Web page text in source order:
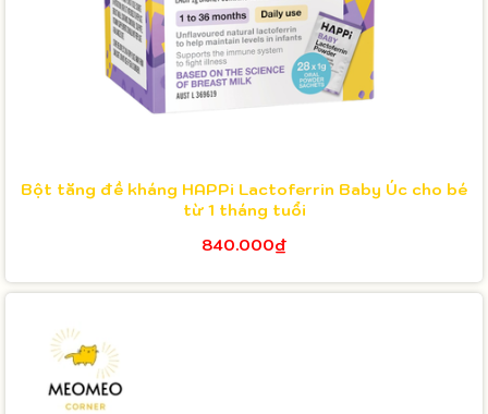
Bột tăng đề kháng HAPPi Lactoferrin Baby Úc cho bé
từ 1 tháng tuổi
840.000₫